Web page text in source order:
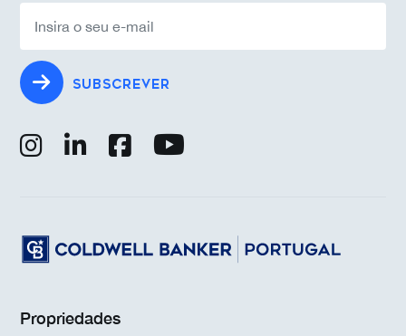
SUBSCREVER
Propriedades